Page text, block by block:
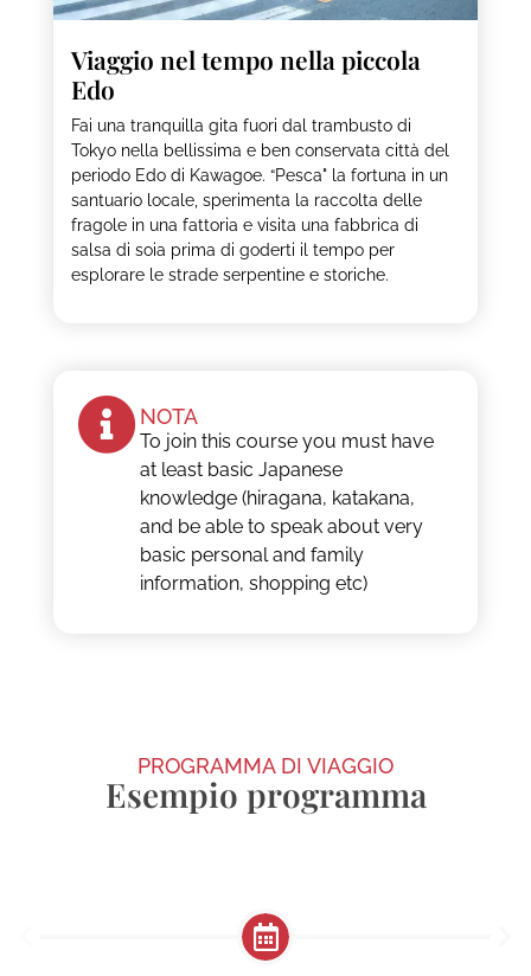
Viaggio nel tempo nella piccola
Edo
Fai una tranquilla gita fuori dal trambusto di
Tokyo nella bellissima e ben conservata città del
periodo Edo di Kawagoe. “Pesca" la fortuna in un
santuario locale, sperimenta la raccolta delle
fragole in una fattoria e visita una fabbrica di
salsa di soia prima di goderti il tempo per
esplorare le strade serpentine e storiche.
NOTA
To join this course you must have
at least basic Japanese
knowledge (hiragana, katakana,
and be able to speak about very
basic personal and family
information, shopping etc)
PROGRAMMA DI VIAGGIO
Esempio programma